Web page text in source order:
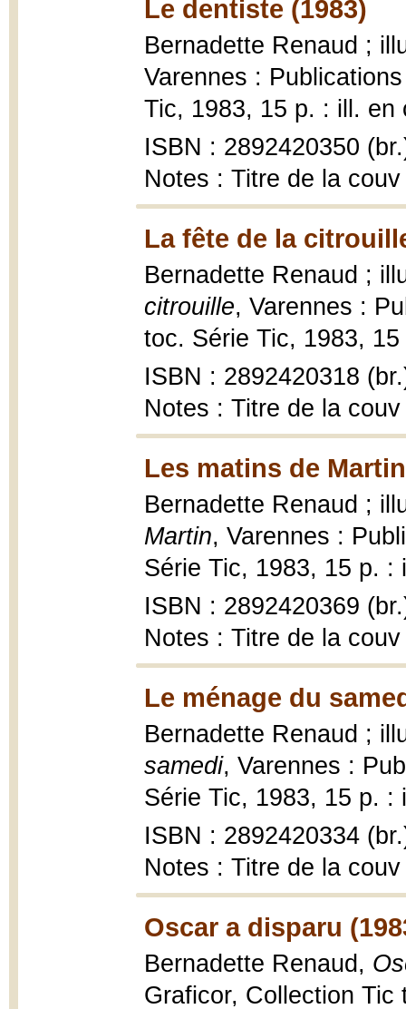
Le dentiste (1983)
Bernadette Renaud ;
Varennes :
Tic, 1983, 15 p. : ill. en
ISBN : 2892420350
Notes : Titre de la couv
La fête de la
Bernadette Renaud ;
citrouille, Varennes :
toc. Série Tic, 1983,
ISBN : 2892420318
Notes : Titre de la couv
Les matins de
Bernadette Renaud ;
Martin, Varennes :
Série Tic, 1983, 15 p.
ISBN : 2892420369
Notes : Titre de la couv
Le ménage du
Bernadette Renaud ;
samedi, Varennes :
Série Tic, 1983, 15 p.
ISBN : 2892420334
Notes : Titre de la couv
Oscar a disparu
Bernadette Renaud,
Graficor, Collection